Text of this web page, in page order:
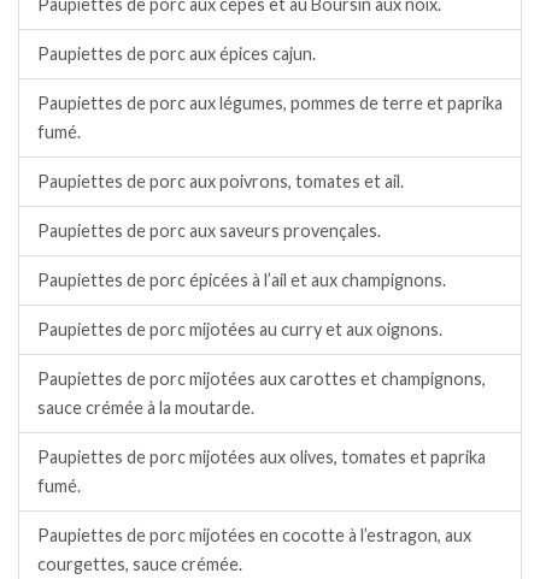
Paupiettes de porc aux épices cajun.
Paupiettes de porc aux légumes, pommes de terre et paprika
fumé.
Paupiettes de porc aux poivrons, tomates et ail.
Paupiettes de porc aux saveurs provençales.
Paupiettes de porc épicées à l’ail et aux champignons.
Paupiettes de porc mijotées au curry et aux oignons.
Paupiettes de porc mijotées aux carottes et champignons,
sauce crémée à la moutarde.
Paupiettes de porc mijotées aux olives, tomates et paprika
fumé.
Paupiettes de porc mijotées en cocotte à l’estragon, aux
courgettes, sauce crémée.